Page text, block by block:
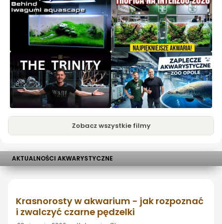
Zobacz wszystkie filmy
AKTUALNOŚCI AKWARYSTYCZNE
Krasnorosty w akwarium - jak rozpoznać
i zwalczyć czarne pędzelki